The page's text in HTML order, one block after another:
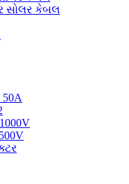
સોલર કેબલ